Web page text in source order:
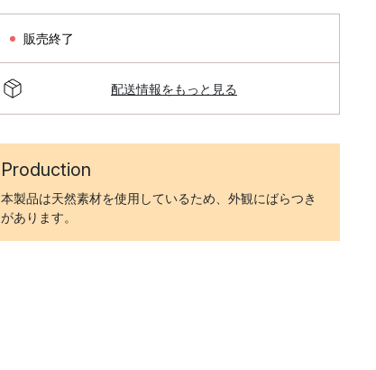
販売終了
配送情報をもっと見る
Production
本製品は天然素材を使用しているため、外観にばらつき
があります。